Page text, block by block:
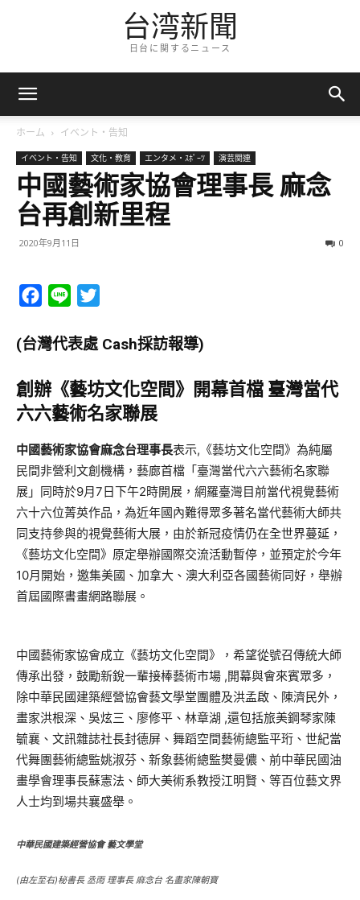
台湾新聞
日台に関するニュース
ホーム イベント・告知
イベント・告知 文化・教育 エンタメ・ｽﾎﾟｰﾂ 演芸関連
中國藝術家協會理事長 麻念
台再創新里程
2020年9月11日 0
Facebook
Line
(台灣代表處 Cash採訪報導)
創辦《藝坊文化空間》開幕首檔 臺灣當代
六六藝術名家聯展
中國藝術家協會麻念台理事長表示,《藝坊文化空間》為純屬
民間非營利文創機構，藝廊首檔「臺灣當代六六藝術名家聯
展」同時於9月7日下午2時開展，網羅臺灣目前當代視覺藝術
六十六位菁英作品，為近年國內難得眾多著名當代藝術大師共
同支持參與的視覺藝術大展，由於新冠疫情仍在全世界蔓延，
《藝坊文化空間》原定舉辦國際交流活動暫停，並預定於今年
10月開始，邀集美國、加拿大、澳大利亞各國藝術同好，舉辦
首屆國際書畫網路聯展。
中國藝術家協會成立《藝坊文化空間》，希望從號召傳統大師
傳承出發，鼓勵新銳一輩接棒藝術市場 ,開幕與會來賓眾多，
除中華民國建築經營協會藝文學堂團體及洪孟啟、陳濟民外，
畫家洪根深、吳炫三、廖修平、林章湖 ,還包括旅美鋼琴家陳
毓襄、文訊雜誌社長封德屏、舞蹈空間藝術總監平珩、世紀當
代舞團藝術總監姚淑芬、新象藝術總監樊曼儂、前中華民國油
畫學會理事長蘇憲法、師大美術系教授江明賢、等百位藝文界
人士均到場共襄盛舉。
中華民國建築經營協會 藝文學堂
(由左至右)秘書長 丞雨 理事長 麻念台 名畫家陳朝寶